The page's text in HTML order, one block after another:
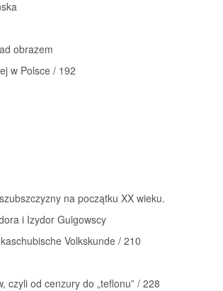
obrazem
w Polsce / 192
na początku XX wieku.
i Izydor Gulgowscy
Volkskunde / 210
czyli od cenzury do „teflonu” / 228